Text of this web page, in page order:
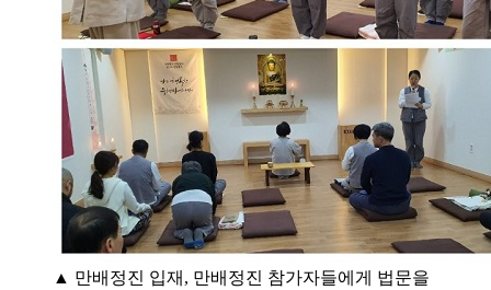
▲ 만배정진 입재, 만배정진 참가자들에게 법문을